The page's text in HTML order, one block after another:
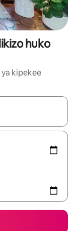
huko
kipekee
kutumia vitufe vya